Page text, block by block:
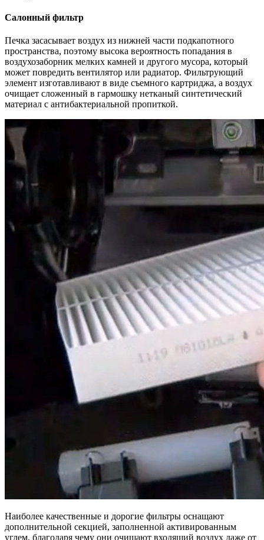
Салонный фильтр
Печка засасывает воздух из нижней части подкапотного
пространства, поэтому высока вероятность попадания в
воздухозаборник мелких камней и другого мусора, который
может повредить вентилятор или радиатор. Фильтрующий
элемент изготавливают в виде съемного картриджа, а воздух
очищает сложенный в гармошку нетканый синтетический
материал с антибактериальной пропиткой.
Наиболее качественные и дорогие фильтры оснащают
дополнительной секцией, заполненной активированным
углем, благодаря чему они очищают входящий воздух даже от